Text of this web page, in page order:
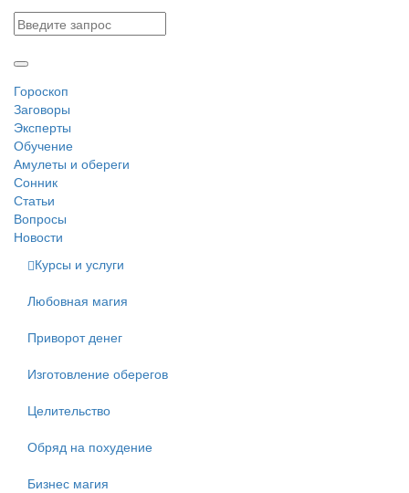
Гороскоп
Заговоры
Эксперты
Обучение
Амулеты и обереги
Сонник
Статьи
Вопросы
Новости
Курсы и услуги
Любовная магия
Приворот денег
Изготовление оберегов
Целительство
Обряд на похудение
Бизнес магия